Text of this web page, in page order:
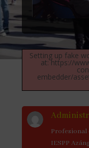
Setting up fake
at: https://
embedder/
Profesional
IESPP